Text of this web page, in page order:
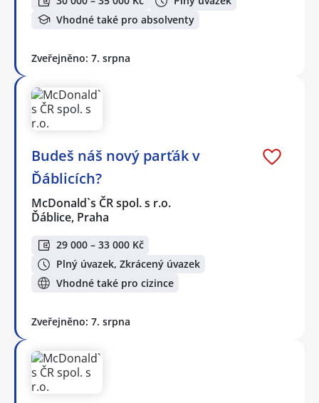
Vhodné také pro absolventy
Zveřejněno: 7. srpna
Budeš náš nový parťák v
Ďáblicích?
McDonald`s ČR spol. s r.o.
Ďáblice, Praha
29 000 – 33 000 Kč
Plný úvazek, Zkrácený úvazek
Vhodné také pro cizince
Zveřejněno: 7. srpna